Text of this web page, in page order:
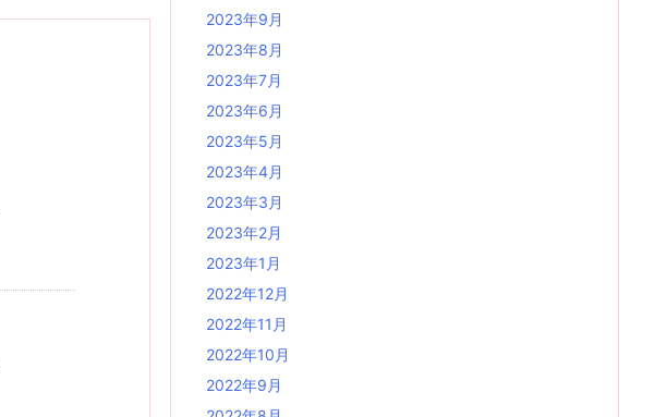
2023年9月
2023年8月
2023年7月
2023年6月
2023年5月
2023年4月
2023年3月
2023年2月
2023年1月
2022年12月
2022年11月
2022年10月
2022年9月